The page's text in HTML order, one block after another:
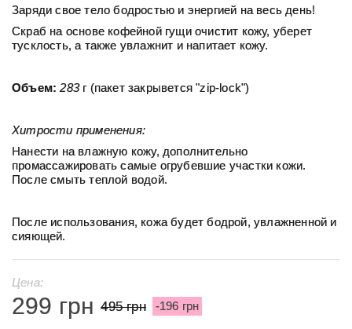
Заряди свое тело бодростью и энергией на весь день!
Скраб на основе кофейной гущи очистит кожу, уберет
тусклость, а также увлажнит и напитает кожу.
Объем: 283г (пакет закрывется "zip-lock")
Хитрости применения:
Нанести на влажную кожу, дополнительно
промассажировать самые огрубевшие участки кожи.
После смыть теплой водой.
После использования, кожа будет бодрой, увлажненной и
сияющей.
Цена:
299 грн 495 грн -196 грн